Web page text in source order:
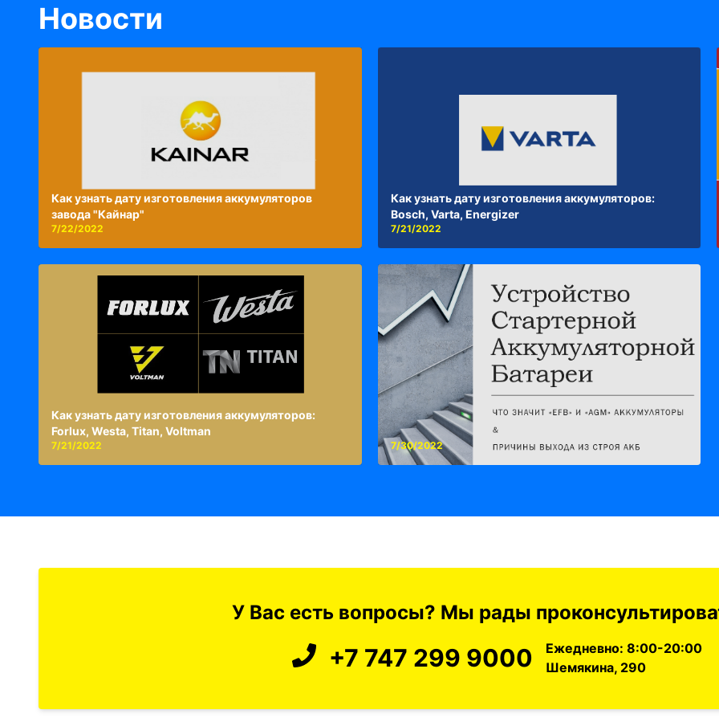
Новости
Как узнать дату изготовления аккумуляторов
завода "Кайнар"
7/22/2022
Как узнать дату изготовления аккумуляторов:
Bosch, Varta, Energizer
7/21/2022
Как узнать дату изготовления аккумуляторов:
Forlux, Westa, Titan, Voltman
7/21/2022 7/30/2022
У Вас есть вопросы? Мы рады
+7 747 299 9000
Ежедневно: 8:00-20:00
Шемякина, 290